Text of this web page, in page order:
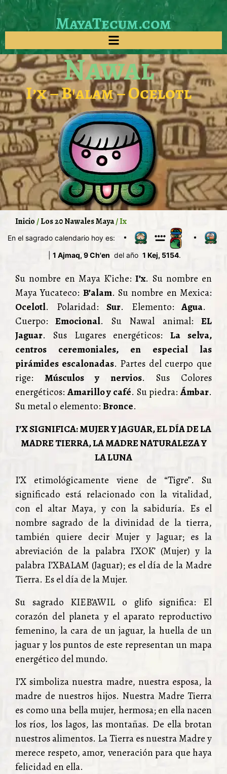
MayaTecum.com
Nawal
I’x – B’alam – Ocelotl
Inicio/Los 20 Nawales Maya/ Ix
En el sagrado calendario hoy es:
1 Ajmaq, 9 Ch'en del año 1 Kej, 5154.
Su nombre en Maya K’iche:I’x. Su nombre en
Maya Yucateco: B’alam. Su nombre en Mexica:
Ocelotl. Polaridad:Sur. Elemento: Agua.
Cuerpo: Emocional. Su Nawal animal:EL
Jaguar. Sus Lugares energéticos:La selva,
centros ceremoniales, en especial las
pirámides escalonadas. Partes del cuerpo que
rige:Músculos y nervios. Sus Colores
energéticos:Amarillo y café. Su piedra:Ámbar.
Su metal o elemento:Bronce.
I’X SIGNIFICA: MUJER Y JAGUAR, EL DÍA DE LA
MADRE TIERRA, LA MADRE NATURALEZA Y
LA LUNA
I’X etimológicamente viene de “Tigre”. Su
significado está relacionado con la vitalidad,
con el altar Maya, y con la sabiduría. Es el
nombre sagrado de la divinidad de la tierra,
también quiere decir Mujer y Jaguar; es la
abreviación de la palabra I’XOK’ (Mujer) y la
palabra I’XBALAM (Jaguar); es el día de la Madre
Tierra. Es el día de la Mujer.
Su sagrado KIEB’AWIL o glifo significa: El
corazón del planeta y el aparato reproductivo
femenino, la cara de un jaguar, la huella de un
jaguar y los puntos de este representan un mapa
energético del mundo.
I’X simboliza nuestra madre, nuestra esposa, la
madre de nuestros hijos. Nuestra Madre Tierra
es como una bella mujer, hermosa; en ella nacen
los ríos, los lagos, las montañas. De ella brotan
nuestros alimentos. La Tierra es nuestra Madre y
merece respeto, amor, veneración para que haya
felicidad en ella.